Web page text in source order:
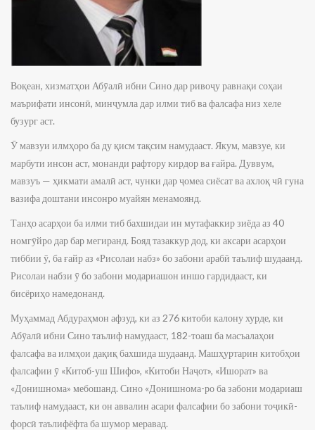
Воқеан, хизматҳои Абӯалӣ ибни Сино дар ривоҷу равнақи соҳаи
маърифати инсонӣ, минҷумла дар илми тиб ва фалсафа низ хеле
бузург аст.
Ӯ мавзуи илмҳоро ба ду қисм тақсим намудааст. Якум, мавзуе, ки
марбути инсон аст, монанди рафтору кирдор ва ғайра. Дуввум,
мавзуъ — ҳикмати амалӣ аст, чунки дар ҷомеа сиёсат ва ахлоқ чӣ гуна
вазифа доштани инсонро муайян менамоянд.
Танҳо асарҳои ба илми тиб бахшидаи ин мутафаккир зиёда аз 40
номгӯйро дар бар мегиранд. Бояд тазаккур дод, ки аксари асарҳои
тиббии ӯ, ба ғайр аз «Рисолаи набз» бо забони арабӣ таълиф шудаанд.
Рисолаи набзи ӯ бо забони модариашон иншо гардидааст, ки
бисёриҳо намедонанд.
Муҳаммад Абдураҳмон афзуд, ки аз 276 китоби калону хурде, ки
Абӯалӣ ибни Сино таълиф намудааст, 182-тоаш ба масъалаҳои
фалсафа ва илмҳои дақиқ бахшида шудаанд. Машҳуртарин китобҳои
фалсафии ӯ «Китоб-уш Шифо», «Китоби Наҷот», «Ишорат» ва
«Донишнома» мебошанд. Сино «Донишнома-ро ба забони модариаш
таълиф намудааст, ки он аввалин асари фалсафии бо забони тоҷикӣ-
форсӣ таълифёфта ба шумор меравад.